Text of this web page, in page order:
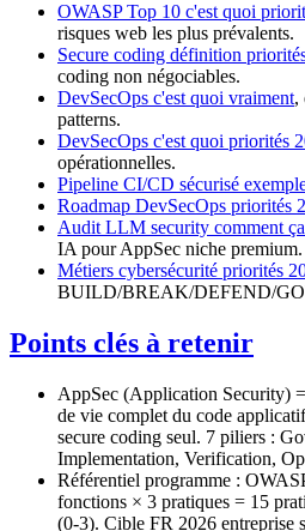
OWASP Top 10 c'est quoi
risques web les plus prévalents.
Secure coding définition
coding non négociables.
DevSecOps c'est quoi vraiment,
patterns.
DevSecOps c'est quoi priorités
opérationnelles.
Pipeline CI/CD sécurisé
Roadmap DevSecOps priorités
Audit LLM security comment
IA pour AppSec niche premium.
Métiers cybersécurité priorités
BUILD/BREAK/DEFEND/
Points clés à retenir
AppSec (Application Security)
de vie complet du code
secure coding seul. 7 piliers :
Implementation, Verification,
Référentiel programme :
fonctions × 3 pratiques = 15
(0-3). Cible FR 2026 entreprise